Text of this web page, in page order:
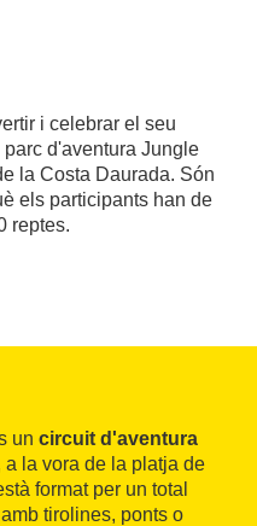
i celebrar el seu
d'aventura Jungle
la Costa Daurada. Són
els participants han de
reptes.
un circuit d'aventura
la vora de la platja de
format per un total
tirolines, ponts o